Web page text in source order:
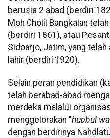
berusia 2 abad (berdiri
Moh Cholil Bangkalan
(berdiri 1861), atau
Sidoarjo, Jatim, yang
lahir (berdiri 1920).
Selain peran pendidikan
telah berabad-abad
merdeka melalui
menggelorakan "hubbul
dengan berdirinya